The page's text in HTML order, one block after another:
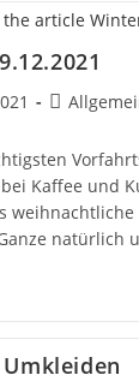
Beitrags-
Kaffee und
natürlich